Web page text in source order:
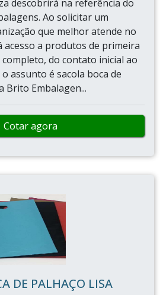
descobrirá na referência do
Ao solicitar um
que melhor atende no
acesso a produtos de primeira
do contato inicial ao
assunto é sacola boca de
Brito Embalagen...
Cotar agora
DE PALHAÇO LISA